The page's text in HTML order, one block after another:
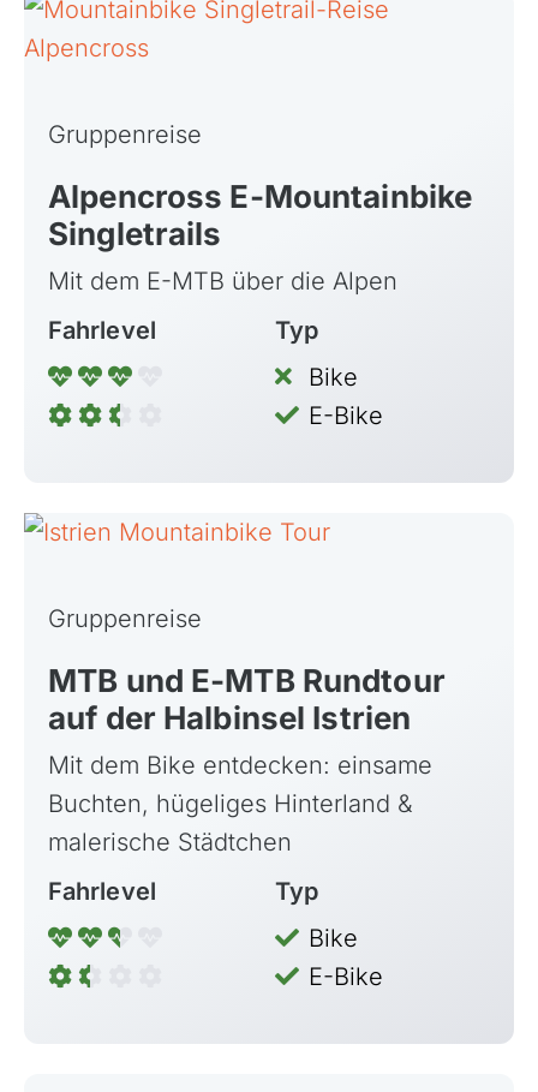
Gruppenreise
Alpencross E-Mountainbike
Singletrails
Mit dem E-MTB über die Alpen
Fahrlevel
Typ
Bike
E-Bike
Gruppenreise
MTB und E-MTB Rundtour
auf der Halbinsel Istrien
Mit dem Bike entdecken: einsame
Buchten, hügeliges Hinterland &
malerische Städtchen
Fahrlevel
Typ
Bike
E-Bike